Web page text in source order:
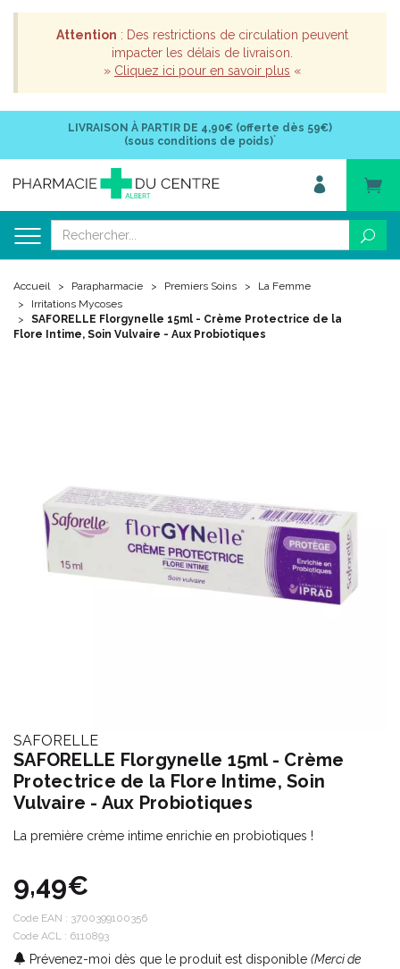
Attention : Des restrictions de circulation peuvent
impacter les délais de livraison.
» Cliquez ici pour en savoir plus «
LIVRAISON À PARTIR DE 4,90€ (offerte dès 59€)
(sous conditions de poids)*
Accueil Parapharmacie Premiers Soins
La Femme
Irritations Mycoses
SAFORELLE Florgynelle 15ml - Crème Protectrice de la
Flore Intime, Soin Vulvaire - Aux Probiotiques
SAFORELLE
SAFORELLE Florgynelle 15ml - Crème
Protectrice de la Flore Intime, Soin
Vulvaire - Aux Probiotiques
La première crème intime enrichie en probiotiques !
9,49€
Code EAN : 3700399100356
Code ACL : 6110893
Prévenez-moi dès que le produit est disponible (Merci de